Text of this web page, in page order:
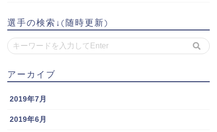
選手の検索↓(随時更新)
アーカイブ
2019年7月
2019年6月